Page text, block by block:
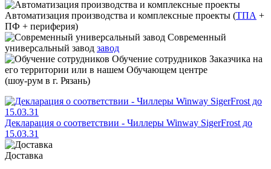
Автоматизация производства и комплексные проекты (ТПА +
ПФ + периферия)
Современный
универсальный завод завод
Обучение сотрудников Заказчика на
его территории или в нашем Обучающем центре
(шоу-рум в г. Рязань)
Декларация о соответствии - Чиллеры Winway SigerFrost до
15.03.31
Доставка